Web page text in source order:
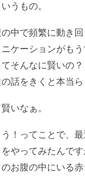
うもの。
中で頻繁に動き
ケーションがも
そんなに賢いの
話をきくと本当ら
いなぁ。
！ってことで、
やってみたんで
お腹の中にいる